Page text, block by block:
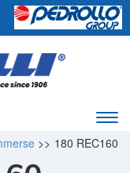
di
180 REC160
>>